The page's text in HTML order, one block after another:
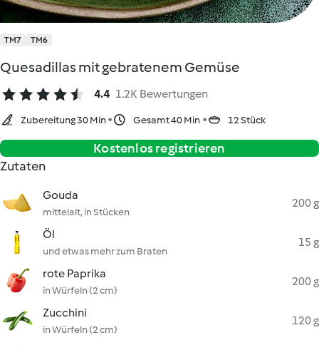
TM7 TM6
Quesadillas mit gebratenem Gemüse
4.4 1.2K Bewertungen
Zubereitung 30 Min Gesamt 40 Min 12 Stück
Kostenlos registrieren
Zutaten
Gouda
mittelalt, in Stücken
200 g
Öl
und etwas mehr zum Braten
15 g
rote Paprika
in Würfeln (2 cm)
200 g
Zucchini
in Würfeln (2 cm)
120 g